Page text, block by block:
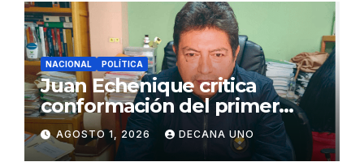
NACIONAL POLÍTICA
Juan Echenique critica
conformación del primer
gabinete ministerial de Keiko
Fujimori
AGOSTO 1, 2026 DECANA UNO